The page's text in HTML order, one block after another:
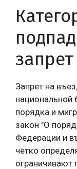
запрет
Запрет на
национальной
порядка и
закон "О
Федерации и
четко
ограничивают